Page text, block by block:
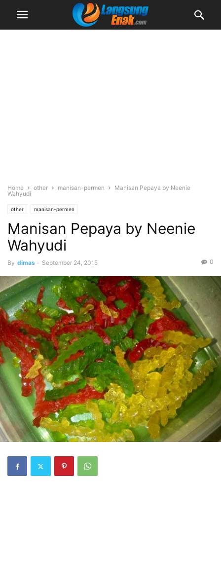
Home other manisan-permen
Manisan Pepaya by Neenie
Wahyudi
other manisan-permen
Manisan Pepaya by Neenie
Wahyudi
By dimas - September 24, 2015 0